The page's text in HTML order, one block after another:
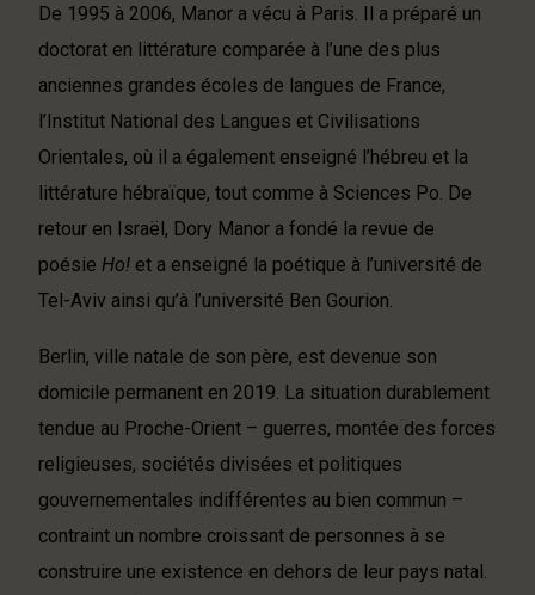
De 1995 à 2006, Manor a vécu à Paris. Il a préparé un
doctorat en littérature comparée à l’une des plus
anciennes grandes écoles de langues de France,
l’Institut National des Langues et Civilisations
Orientales, où il a également enseigné l’hébreu et la
littérature hébraïque, tout comme à Sciences Po. De
retour en Israël, Dory Manor a fondé la revue de
poésie Ho! et a enseigné la poétique à l’université de
Tel-Aviv ainsi qu’à l’université Ben Gourion.
Berlin, ville natale de son père, est devenue son
domicile permanent en 2019. La situation durablement
tendue au Proche-Orient – guerres, montée des forces
religieuses, sociétés divisées et politiques
gouvernementales indifférentes au bien commun –
contraint un nombre croissant de personnes à se
construire une existence en dehors de leur pays natal.